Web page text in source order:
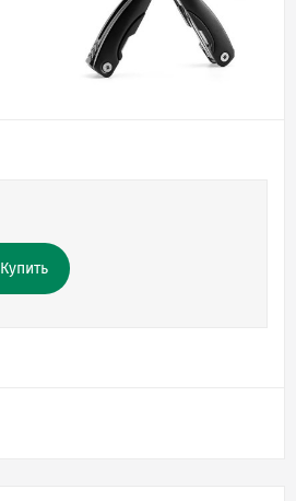
Купить